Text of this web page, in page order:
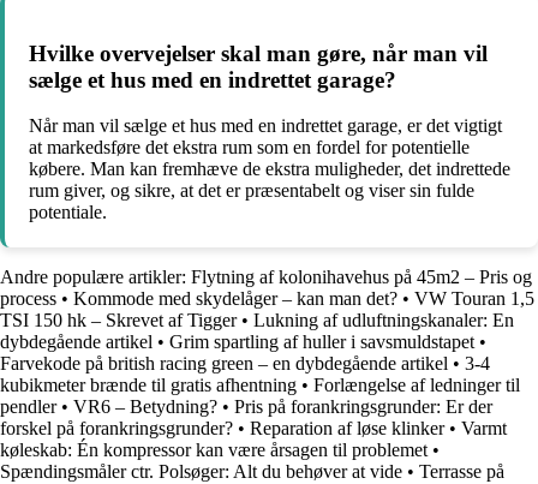
Hvilke overvejelser skal man gøre, når man vil
sælge et hus med en indrettet garage?
Når man vil sælge et hus med en indrettet garage, er det vigtigt
at markedsføre det ekstra rum som en fordel for potentielle
købere. Man kan fremhæve de ekstra muligheder, det indrettede
rum giver, og sikre, at det er præsentabelt og viser sin fulde
potentiale.
Andre populære artikler: Flytning af kolonihavehus på 45m2 – Pris og
process • Kommode med skydelåger – kan man det? • VW Touran 1,5
TSI 150 hk – Skrevet af Tigger• Lukning af udluftningskanaler: En
dybdegående artikel • Grim spartling af huller i savsmuldstapet•
Farvekode på british racing green – en dybdegående artikel • 3-4
kubikmeter brænde til gratis afhentning • Forlængelse af ledninger til
pendler• VR6 – Betydning? • Pris på forankringsgrunder: Er der
forskel på forankringsgrunder? • Reparation af løse klinker• Varmt
køleskab: Én kompressor kan være årsagen til problemet•
Spændingsmåler ctr. Polsøger: Alt du behøver at vide • Terrasse på